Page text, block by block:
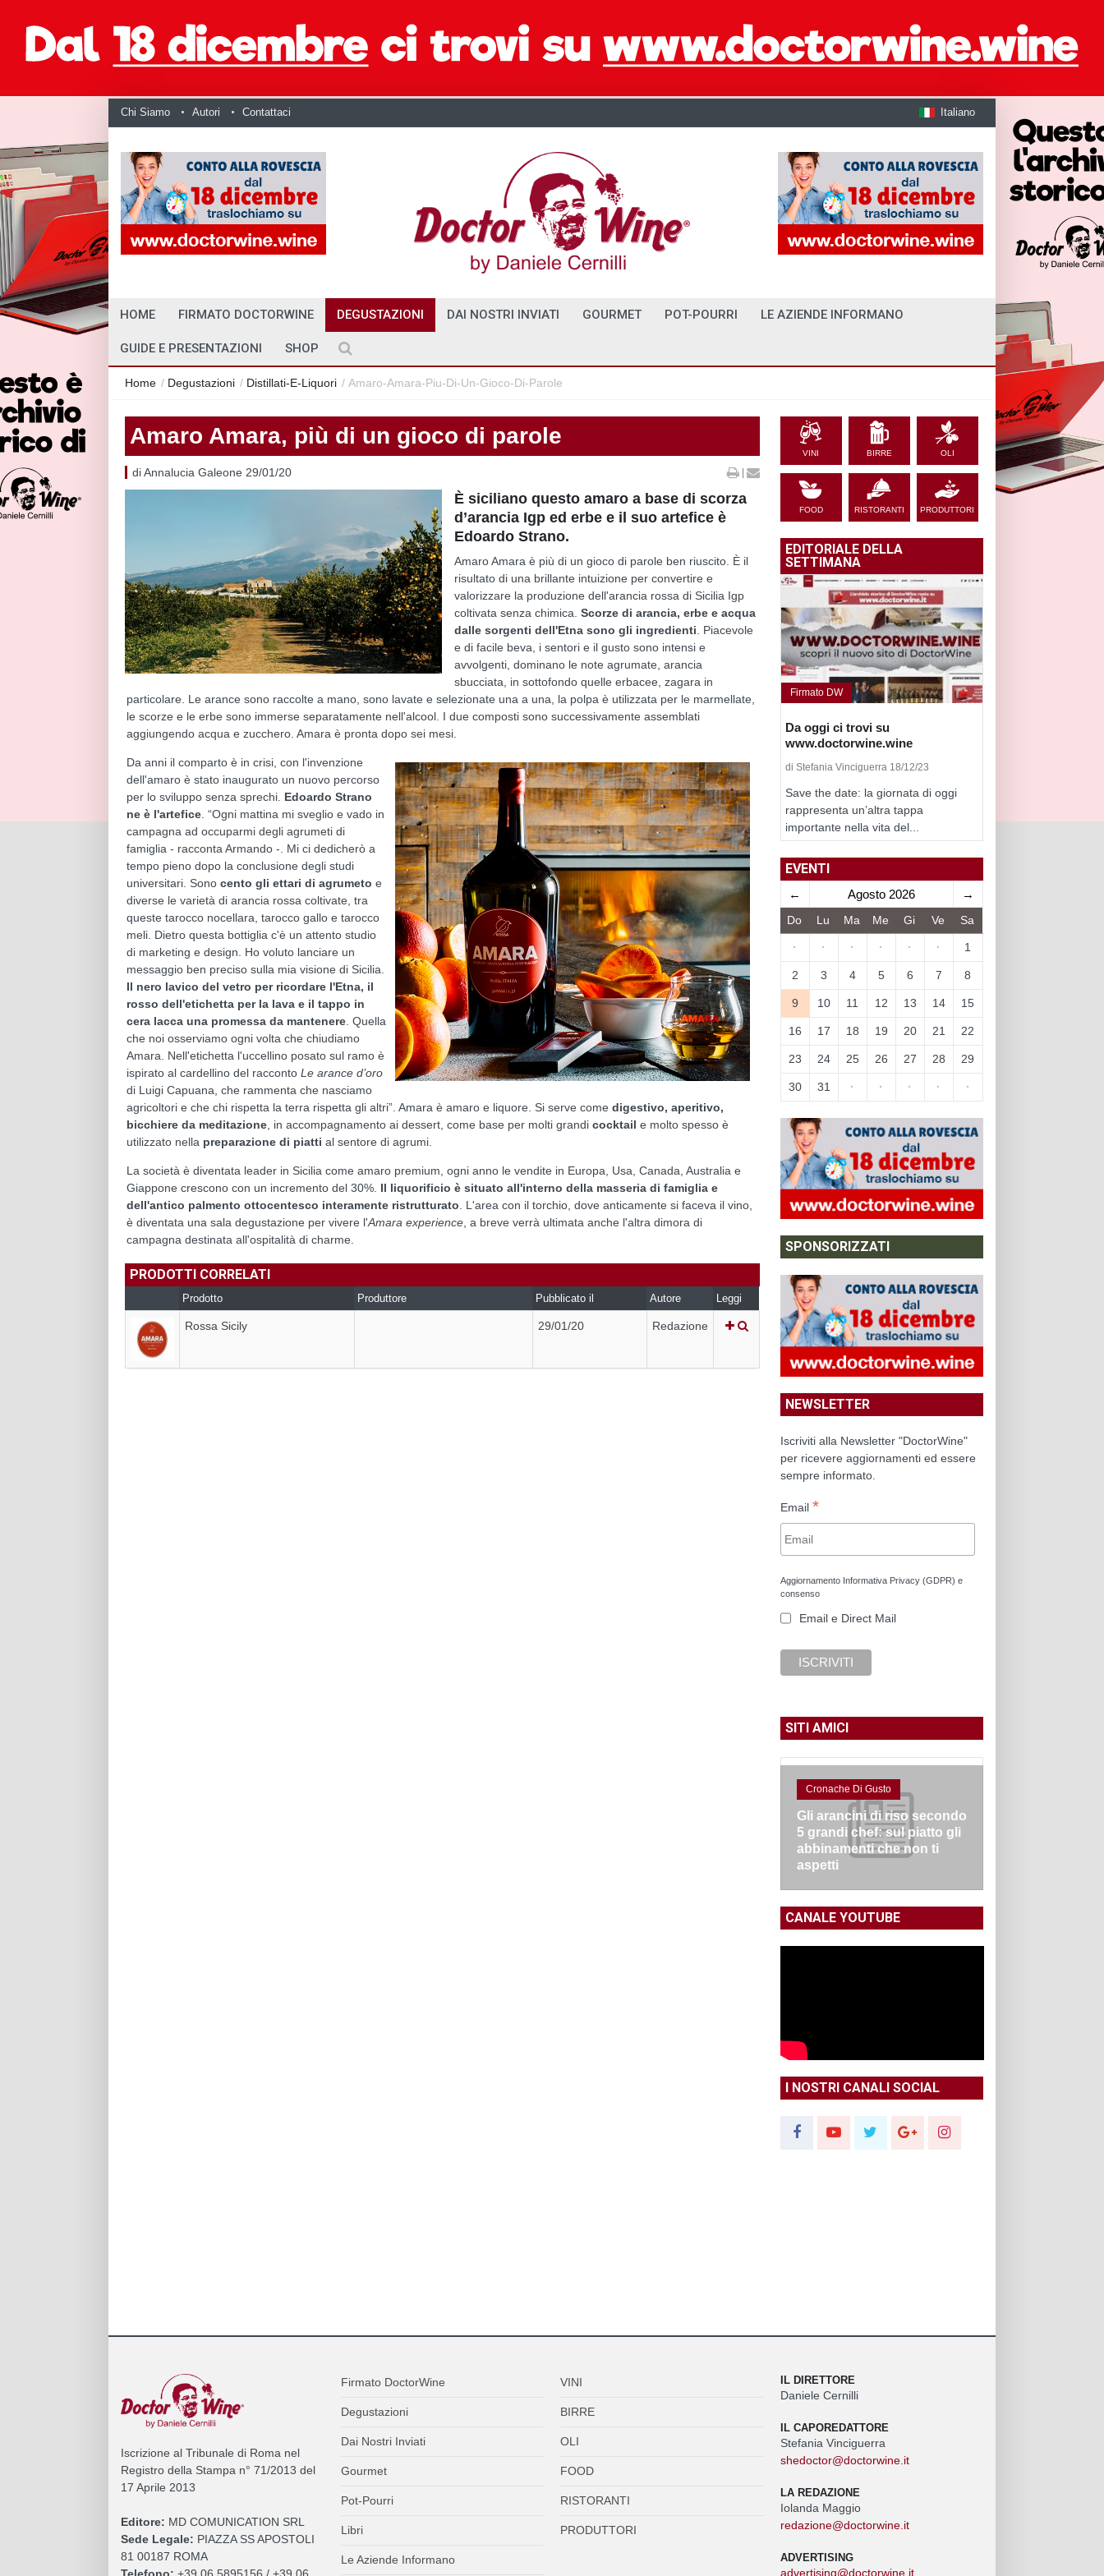
Chi Siamo Autori Contattaci Italiano
HOME FIRMATO DOCTORWINE DEGUSTAZIONI DAI NOSTRI INVIATI GOURMET POT-POURRI LE AZIENDE INFORMANO
GUIDE E PRESENTAZIONI SHOP
Home / Degustazioni / Distillati-E-Liquori / Amaro-Amara-Piu-Di-Un-Gioco-Di-Parole
Amaro Amara, più di un gioco di parole
di Annalucia Galeone 29/01/20 |
È siciliano questo amaro a base di scorza
d’arancia Igp ed erbe e il suo artefice è
Edoardo Strano.
Amaro Amara è più di un gioco di parole ben riuscito. È il
risultato di una brillante intuizione per convertire e
valorizzare la produzione dell'arancia rossa di Sicilia Igp
coltivata senza chimica.Scorze di arancia, erbe e acqua
dalle sorgenti dell'Etna sono gli ingredienti . Piacevole
e di facile beva, i sentori e il gusto sono intensi e
avvolgenti, dominano le note agrumate, arancia
sbucciata, in sottofondo quelle erbacee, zagara in
particolare. Le arance sono raccolte a mano, sono lavate e selezionate una a una, la polpa è utilizzata per le marmellate,
le scorze e le erbe sono immerse separatamente nell'alcool. I due composti sono successivamente assemblati
aggiungendo acqua e zucchero. Amara è pronta dopo sei mesi.
Da anni il comparto è in crisi, con l'invenzione
dell'amaro è stato inaugurato un nuovo percorso
per lo sviluppo senza sprechi. Edoardo Strano
ne è l'artefice . “Ogni mattina mi sveglio e vado in
campagna ad occuparmi degli agrumeti di
famiglia - racconta Armando -. Mi ci dedicherò a
tempo pieno dopo la conclusione degli studi
universitari. Sono cento gli ettari di agrumeto e
diverse le varietà di arancia rossa coltivate, tra
queste tarocco nocellara, tarocco gallo e tarocco
meli. Dietro questa bottiglia c'è un attento studio
di marketing e design. Ho voluto lanciare un
messaggio ben preciso sulla mia visione di Sicilia.
Il nero lavico del vetro per ricordare l'Etna, il
rosso dell'etichetta per la lava e il tappo in
cera lacca una promessa da mantenere . Quella
che noi osserviamo ogni volta che chiudiamo
Amara. Nell'etichetta l'uccellino posato sul ramo è
ispirato al cardellino del racconto Le arance d’oro
di Luigi Capuana, che rammenta che nasciamo
agricoltori e che chi rispetta la terra rispetta gli altri”. Amara è amaro e liquore. Si serve come digestivo, aperitivo,
bicchiere da meditazione , in accompagnamento ai dessert, come base per molti grandi cocktail e molto spesso è
utilizzato nella preparazione di piatti al sentore di agrumi.
La società è diventata leader in Sicilia come amaro premium, ogni anno le vendite in Europa, Usa, Canada, Australia e
Giappone crescono con un incremento del 30%. Il liquorificio è situato all'interno della masseria di famiglia e
dell'antico palmento ottocentesco interamente ristrutturato . L'area con il torchio, dove anticamente si faceva il vino,
è diventata una sala degustazione per vivere l'Amara experience , a breve verrà ultimata anche l'altra dimora di
campagna destinata all'ospitalità di charme.
PRODOTTI CORRELATI
Prodotto Produttore Pubblicato il Autore Leggi
Rossa Sicily 29/01/20 Redazione
VINI BIRRE OLI
FOOD RISTORANTI PRODUTTORI
EDITORIALE DELLA
SETTIMANA
Firmato DW
Da oggi ci trovi su
www.doctorwine.wine
di Stefania Vinciguerra 18/12/23
Save the date: la giornata di oggi
rappresenta un’altra tappa
importante nella vita del...
EVENTI
← Agosto 2026 →
Do Lu Ma Me Gi Ve Sa
· · · · · · 1
2 3 4 5 6 7 8
9 10 11 12 13 14 15
16 17 18 19 20 21 22
23 24 25 26 27 28 29
30 31 · · · · ·
SPONSORIZZATI
NEWSLETTER
Iscriviti alla Newsletter "DoctorWine"
per ricevere aggiornamenti ed essere
sempre informato.
Email *
Aggiornamento Informativa Privacy (GDPR) e
consenso
Email e Direct Mail
SITI AMICI
Cronache Di Gusto
Gli arancini di riso secondo
5 grandi chef: sul piatto gli
abbinamenti che non ti
aspetti
CANALE YOUTUBE
I NOSTRI CANALI SOCIAL
Iscrizione al Tribunale di Roma nel
Registro della Stampa n° 71/2013 del
17 Aprile 2013
Editore: MD COMUNICATION SRL
Sede Legale: PIAZZA SS APOSTOLI
81 00187 ROMA
Telefono: +39 06 5895156 / +39 06
Firmato DoctorWine
Degustazioni
Dai Nostri Inviati
Gourmet
Pot-Pourri
Libri
Le Aziende Informano
VINI
BIRRE
OLI
FOOD
RISTORANTI
PRODUTTORI
IL DIRETTORE
Daniele Cernilli
IL CAPOREDATTORE
Stefania Vinciguerra
shedoctor@doctorwine.it
LA REDAZIONE
Iolanda Maggio
redazione@doctorwine.it
ADVERTISING
advertising@doctorwine.it